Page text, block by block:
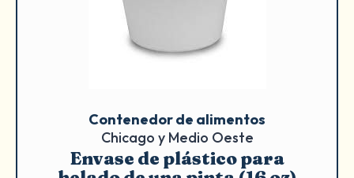
Contenedor de alimentos
Chicago y Medio Oeste
Envase de plástico para